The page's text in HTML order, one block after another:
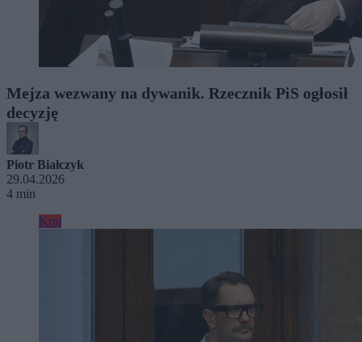
Mejza wezwany na dywanik. Rzecznik PiS ogłosił
decyzję
Piotr Białczyk
29.04.2026
4 min
Kraj